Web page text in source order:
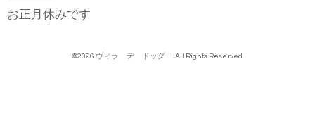
お正月休みです
©2026 ヴィラ デ ドッグ！ . All Rights Reserved.